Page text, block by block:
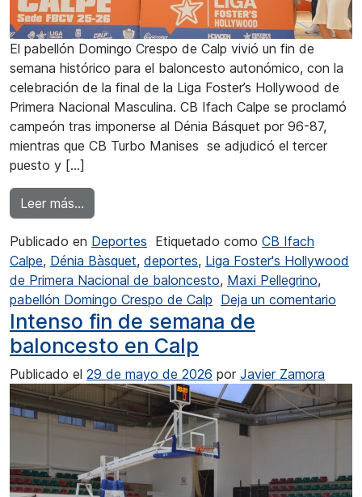
El pabellón Domingo Crespo de Calp vivió un fin de
semana histórico para el baloncesto autonómico, con la
celebración de la final de la Liga Foster’s Hollywood de
Primera Nacional Masculina. CB Ifach Calpe se proclamó
campeón tras imponerse al Dénia Básquet por 96-87,
mientras que CB Turbo Manises se adjudicó el tercer
puesto y […]
Leer más…
Publicado en Deportes Etiquetado como CB Ifach
Calpe, Dénia Bàsquet, deportes, Liga Foster's Hollywood
de Primera Nacional de baloncesto, Maxi Pellegrino,
pabellón Domingo Crespo de Calp Deja un comentario
Intenso fin de semana de
baloncesto en Calp
Publicado el 29 de mayo de 2026 por Javier Zamora